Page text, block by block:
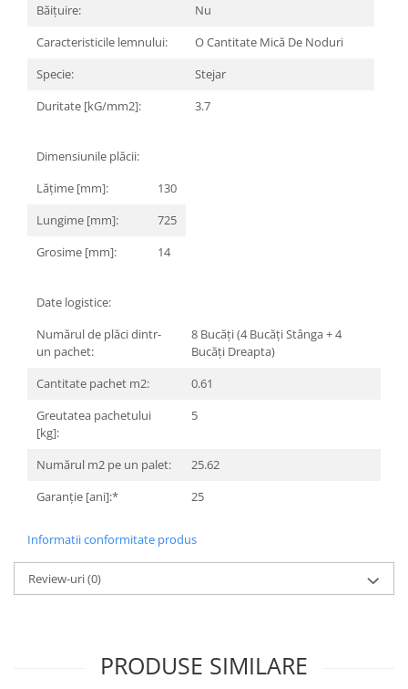
Băițuire:
Nu
Caracteristicile lemnului:
O Cantitate Mică De Noduri
Specie:
Stejar
Duritate [kG/mm2]:
3.7
Dimensiunile plăcii:
Lățime [mm]:
130
Lungime [mm]:
725
Grosime [mm]:
14
Date logistice:
Numărul de plăci dintr-
un pachet:
8 Bucăți (4 Bucăți Stânga + 4
Bucăți Dreapta)
Cantitate pachet m2:
0.61
Greutatea pachetului
[kg]:
5
Numărul m2 pe un palet:
25.62
Garanție [ani]:*
25
Informatii conformitate produs
Review-uri(0)
PRODUSE SIMILARE